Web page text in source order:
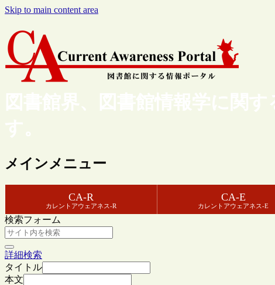
Skip to main content area
図書館界、図書館情報学に関
す。
メインメニュー
CA-R
カレントアウェアネス-R
CA-E
カレントアウェアネス-E
検索フォーム
詳細検索
タイトル
本文